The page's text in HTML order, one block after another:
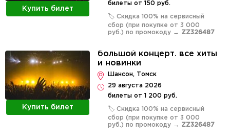
Купить билет
билеты от 150 руб.
🏷️ Скидка 100% на сервисный
сбор (при покупке от 3 000
руб.) по промокоду → ZZ326487
Купить билет
большой концерт. все хиты
и новинки
Шансон, Томск
29 августа 2026
билеты от 1 200 руб.
🏷️ Скидка 100% на сервисный
сбор (при покупке от 3 000
руб.) по промокоду → ZZ326487